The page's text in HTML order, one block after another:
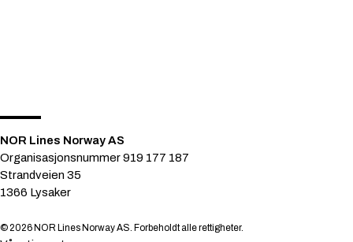
NOR Lines Norway AS
Organisasjonsnummer 919 177 187
Strandveien 35
1366 Lysaker
© 2026 NOR Lines Norway AS. Forbeholdt alle rettigheter.